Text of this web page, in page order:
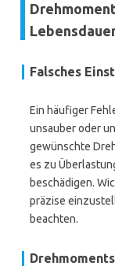
Falsches
Ein häufiger
unsauber oder
gewünschte
es zu
beschädigen.
präzise
beachten.